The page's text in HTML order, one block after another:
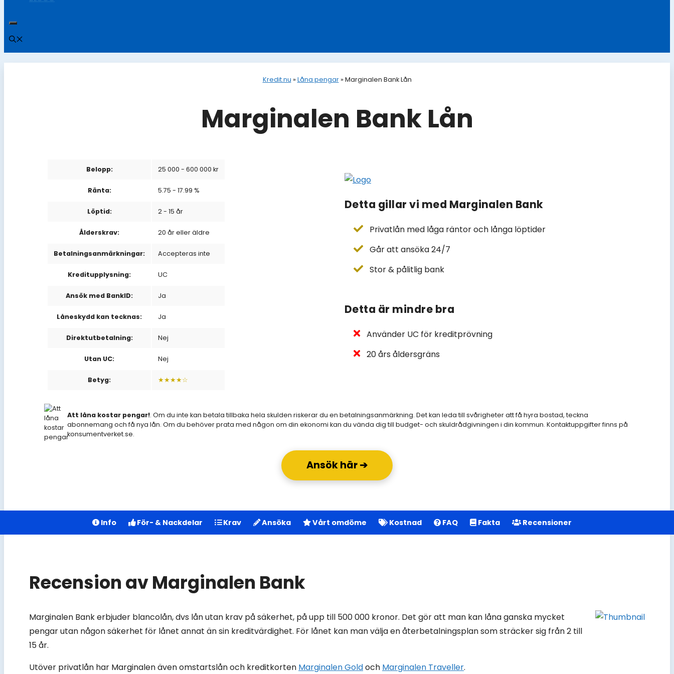
Kredit.nu » Låna pengar» Marginalen Bank Lån
Marginalen Bank Lån
Belopp: 25 000 - 600 000 kr
Ränta: 5.75 - 17.99 %
Löptid: 2 - 15 år
Ålderskrav: 20 år eller äldre
Betalningsanmärkningar: Accepteras inte
Kreditupplysning: UC
Ansök med BankID: Ja
Låneskydd kan tecknas: Ja
Direktutbetalning: Nej
Utan UC: Nej
Betyg: ★★★★☆
Detta gillar vi med Marginalen Bank
Privatlån med låga räntor och långa löptider
Går att ansöka 24/7
Stor & pålitlig bank
Detta är mindre bra
Använder UC för kreditprövning
20 års åldersgräns
Att låna kostar pengar!. Om du inte kan betala tillbaka hela skulden riskerar du en betalningsanmärkning. Det kan leda till svårigheter att få hyra bostad, teckna
abonnemang och få nya lån. Om du behöver prata med någon om din ekonomi kan du vända dig till budget- och skuldrådgivningen i din kommun. Kontaktuppgifter finns på
konsumentverket.se.
Ansök här ➔
Info För- & Nackdelar Krav Ansöka Vårt omdöme Kostnad FAQ Fakta Recensioner
Recension av Marginalen Bank
Marginalen Bank erbjuder blancolån, dvs lån utan krav på säkerhet, på upp till 500 000 kronor. Det gör att man kan låna ganska mycket
pengar utan någon säkerhet för lånet annat än sin kreditvärdighet. För lånet kan man välja en återbetalningsplan som sträcker sig från 2 till
15 år.
Utöver privatlån har Marginalen även omstartslån och kreditkorten Marginalen Goldoch Marginalen Traveller.